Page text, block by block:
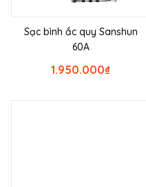
Sạc bình ắc quy Sanshun
60A
₫
1.950.000